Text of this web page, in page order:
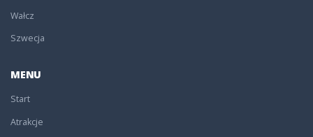
Wałcz
Szwecja
MENU
Start
Atrakcje